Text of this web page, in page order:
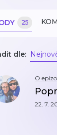
25
dle:
O
22. 7.